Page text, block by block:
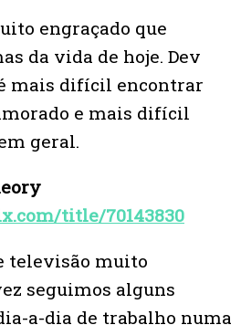
engraçado que
da vida de hoje. Dev
mais difícil encontrar
e mais difícil
geral.
title/70143830
televisão muito
seguimos alguns
a-dia de trabalho numa